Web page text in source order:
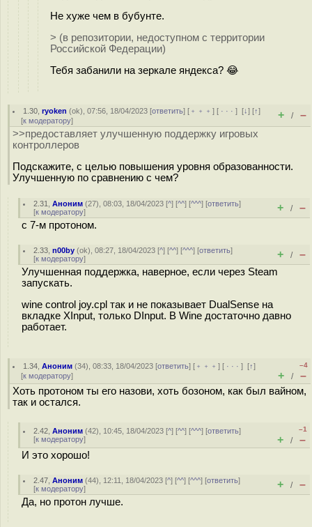
Не хуже чем в бубунте.
> (в репозитории, недоступном с территории
Российской Федерации)
Тебя забанили на зеркале яндекса? 😂
1.30 ,ryoken (ok), 07:56, 18/04/2023 [ответить] [ ﹢﹢﹢] [ · · ·][↓] [↑]
[к модератору] + / –
>>предоставляет улучшенную поддержку игровых
контроллеров
Подскажите, с целью повышения уровня образованности.
Улучшенную по сравнению с чем?
2.31 ,Аноним (27), 08:03, 18/04/2023 [^] [^^] [^^^] [ответить]
[к модератору] + / –
c 7-м протоном.
2.33 ,n00by (ok), 08:27, 18/04/2023 [^] [^^] [^^^] [ответить]
[к модератору] + / –
Улучшенная поддержка, наверное, если через Steam
запускать.
wine control joy.cpl так и не показывает DualSense на
вкладке XInput, только DInput. В Wine достаточно давно
работает.
1.34 ,Аноним (34), 08:33, 18/04/2023 [ответить] [ ﹢﹢﹢] [ · · ·][↑]
[к модератору]
–4
+ / –
Хоть протоном ты его назови, хоть бозоном, как был вайном,
так и остался.
2.42 ,Аноним (42), 10:45, 18/04/2023 [^] [^^] [^^^] [ответить]
[к модератору]
–1
+ / –
И это хорошо!
2.47 ,Аноним (44), 12:11, 18/04/2023 [^] [^^] [^^^] [ответить]
[к модератору] + / –
Да, но протон лучше.